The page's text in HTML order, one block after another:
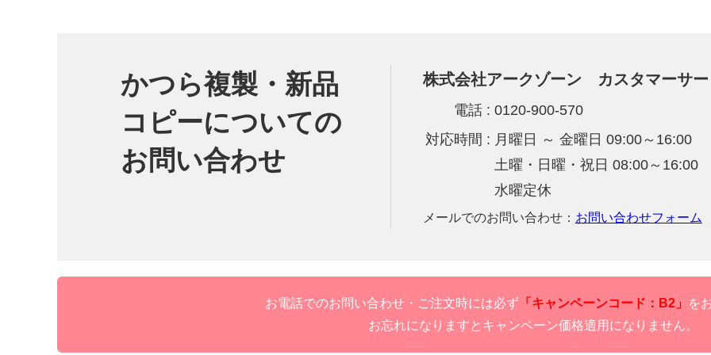
かつら複製・新品
コピーについての
お問い合わせ
株式会社アークゾーン カスタマーサー
電話
0120-900-570
対応時間
月曜日 ～ 金曜日 09:00～16:00
土曜・日曜・祝日 08:00～16:00
水曜定休
メールでのお問い合わせ： お問い合わせフォーム
お電話でのお問い合わせ・ご注文時には必ず「キャンペーンコード：B2」
を
お忘れになりますとキャンペーン価格適用になりません。